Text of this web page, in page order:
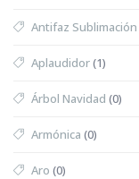
Antifaz Sublimación
Aplaudidor(1)
Árbol Navidad (0)
Armónica (0)
Aro (0)